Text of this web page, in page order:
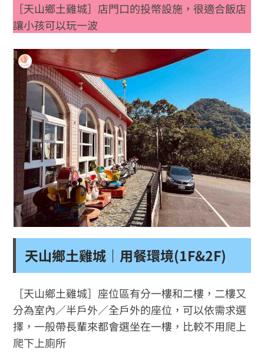
［天山鄉土雞城］店門口的投幣設施，很適合飯店
讓小孩可以玩一波
天山鄉土雞城｜用餐環境(1F&2F)
［天山鄉土雞城］座位區有分一樓和二樓，二樓又
分為室內／半戶外／全戶外的座位，可以依需求選
擇，一般帶長輩來都會選坐在一樓，比較不用爬上
爬下上廁所